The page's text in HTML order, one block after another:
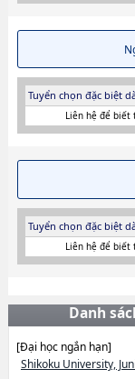
Tuyển chọn đặc biệt
Liên hệ để
Tuyển chọn đặc biệt
Liên hệ để
Danh
[Đại học ngắn hạn]
Shikoku University,